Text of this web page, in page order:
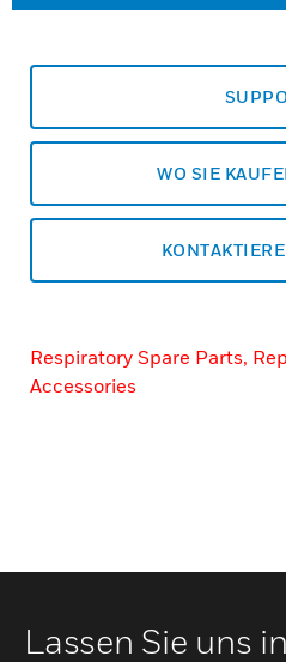
WO SIE
Respiratory Spare Parts,
Accessories
Lassen Sie uns